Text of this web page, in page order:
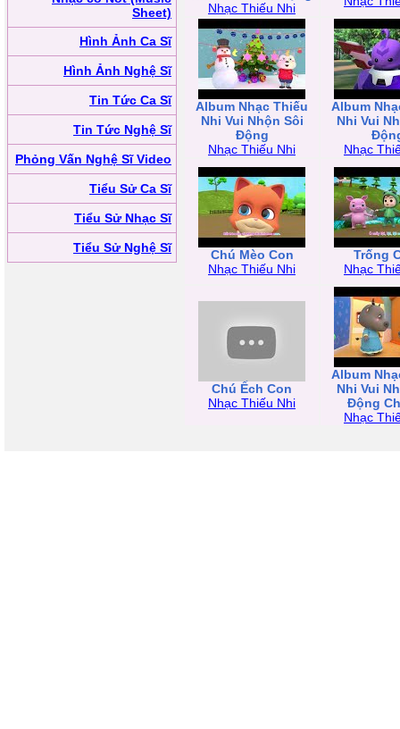
Sheet)
Hình Ảnh Ca Sĩ
Hình Ảnh Nghệ Sĩ
Tin Tức Ca Sĩ
Tin Tức Nghệ Sĩ
Phỏng Vấn Nghệ Sĩ Video
Tiểu Sử Ca Sĩ
Tiểu Sử Nhạc Sĩ
Tiểu Sử Nghệ Sĩ
Nhạc Thiếu Nhi
Album Nhạc Thiếu
Nhi Vui Nhộn Sôi
Động
Nhạc Thiếu Nhi
Album
Nhi Vui
Nhạc
Chú Mèo Con
Nhạc Thiếu Nhi
Trống
Nhạc
Chú Ếch Con
Nhạc Thiếu Nhi
Album
Nhi Vui
Động
Nhạc